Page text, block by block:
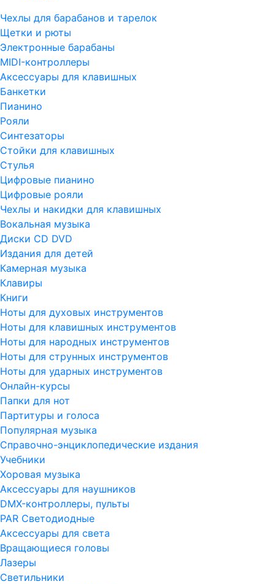
Чехлы для барабанов и тарелок
Щетки и рюты
Электронные барабаны
MIDI-контроллеры
Аксессуары для клавишных
Банкетки
Пианино
Рояли
Синтезаторы
Стойки для клавишных
Стулья
Цифровые пианино
Цифровые рояли
Чехлы и накидки для клавишных
Вокальная музыка
Диски CD DVD
Издания для детей
Камерная музыка
Клавиры
Книги
Ноты для духовых инструментов
Ноты для клавишных инструментов
Ноты для народных инструментов
Ноты для струнных инструментов
Ноты для ударных инструментов
Онлайн-курсы
Папки для нот
Партитуры и голоса
Популярная музыка
Справочно-энциклопедические издания
Учебники
Хоровая музыка
Аксессуары для наушников
DMX-контроллеры, пульты
PAR Светодиодные
Аксессуары для света
Вращающиеся головы
Лазеры
Светильники